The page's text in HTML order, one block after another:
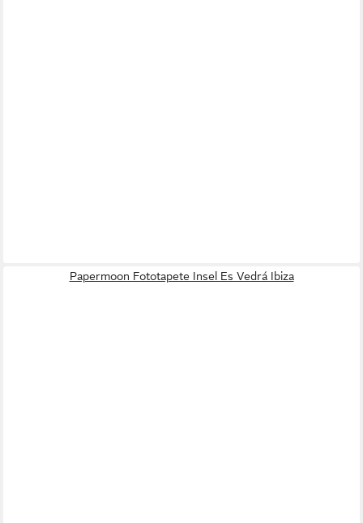
Papermoon Fototapete Insel Es Vedrá Ibiza